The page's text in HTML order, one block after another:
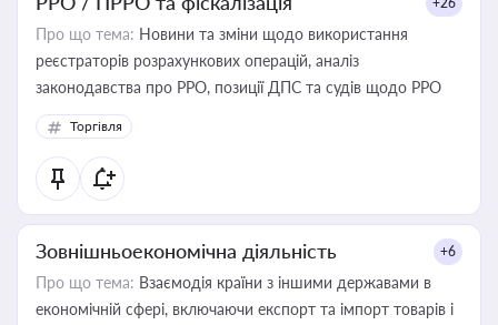
Про що тема: Новини та зміни щодо використання
реєстраторів розрахункових операцій, аналіз
законодавства про РРО, позиції ДПС та судів щодо РРО
Торгівля
Зовнішньоекономічна діяльність +6
Про що тема: Взаємодія країни з іншими державами в
економічній сфері, включаючи експорт та імпорт товарів і